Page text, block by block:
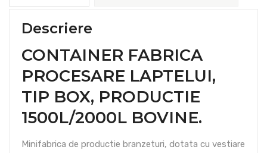
Descriere
CONTAINER FABRICA
PROCESARE LAPTELUI,
TIP BOX, PRODUCTIE
1500L/2000L BOVINE.
Minifabrica de productie branzeturi, dotata cu vestiare